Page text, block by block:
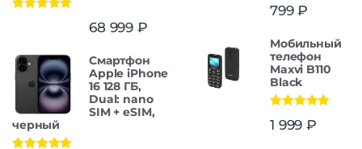
68 999 ₽
Смартфон
Apple iPhone
16 128 ГБ,
Dual: nano
SIM + eSIM,
черный
799₽
Мобильный
телефон
Maxvi B110
Black
из 5
1 999 ₽